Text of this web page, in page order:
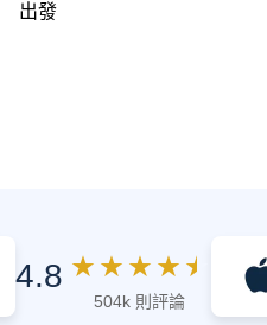
出發
4.8 ★ ★ ★ ★ ★
504k 則評論